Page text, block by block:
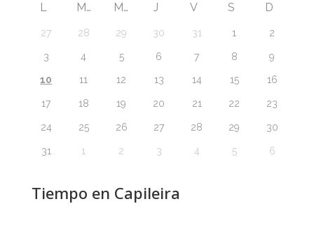
L M M J V S D
27 28 29 30 31 1 2
3 4 5 6 7 8 9
10 11 12 13 14 15 16
17 18 19 20 21 22 23
24 25 26 27 28 29 30
31 1 2 3 4 5 6
Tiempo en Capileira